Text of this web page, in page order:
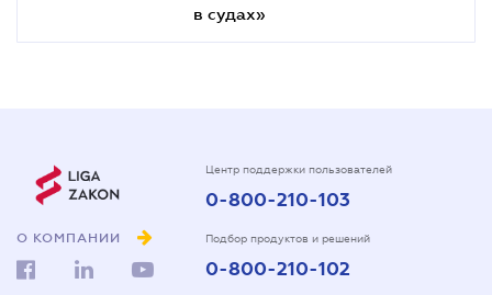
в судах»
О КОМПАНИИ
Центр поддержки пользователей
0-800-210-103
Подбор продуктов и решений
0-800-210-102